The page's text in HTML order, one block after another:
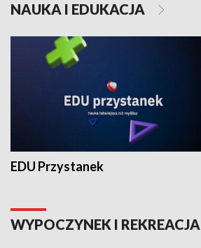
NAUKA I EDUKACJA
EDU Przystanek
WYPOCZYNEK I REKREACJA